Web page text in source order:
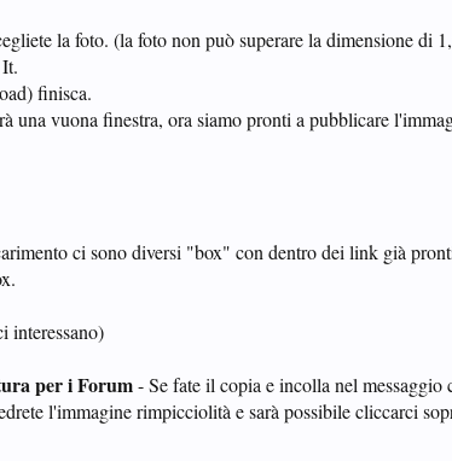
la foto. (la foto non può superare la dimensione di
finisca.
una vuona finestra, ora siamo pronti a pubblicare
ci sono diversi "box" con dentro dei link già
interessano)
per i Forum- Se fate il copia e incolla nel messaggio
l'immagine rimpicciolità e sarà possibile cliccarci